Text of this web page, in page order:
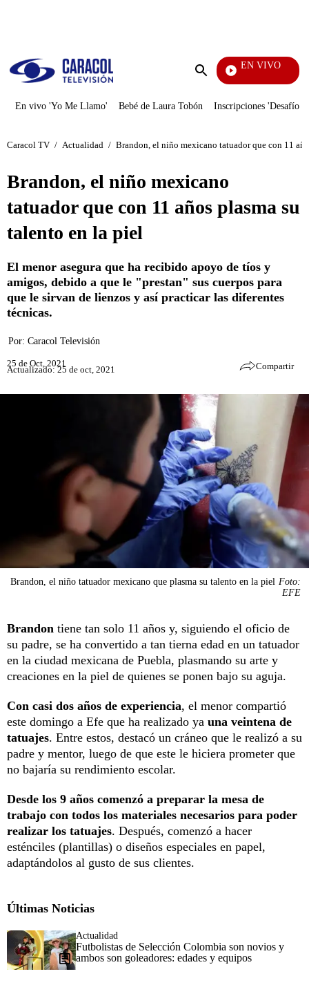
Enviar
EN VIVO
La Red
En vivo 'Yo Me Llamo' Bebé de Laura Tobón Inscripciones 'Desafío'
Caracol TV / Actualidad / Brandon, el niño mexicano tatuador que con 11
Brandon, el niño mexicano
tatuador que con 11 años plasma su
talento en la piel
El menor asegura que ha recibido apoyo de tíos y
amigos, debido a que le "prestan" sus cuerpos para
que le sirvan de lienzos y así practicar las diferentes
técnicas.
Por: Caracol Televisión
25 de Oct, 2021
Actualizado: 25 de oct, 2021 Compartir
Brandon, el niño tatuador mexicano que plasma su talento en la piel Foto:
EFE
Brandon tiene tan solo 11 años y, siguiendo el oficio de
su padre, se ha convertido a tan tierna edad en un tatuador
en la ciudad mexicana de Puebla, plasmando su arte y
creaciones en la piel de quienes se ponen bajo su aguja.
Con casi dos años de experiencia, el menor compartió
este domingo a Efe que ha realizado ya una veintena de
tatuajes. Entre estos, destacó un cráneo que le realizó a su
padre y mentor, luego de que este le hiciera prometer que
no bajaría su rendimiento escolar.
Desde los 9 años comenzó a preparar la mesa de
trabajo con todos los materiales necesarios para poder
realizar los tatuajes. Después, comenzó a hacer
esténciles (plantillas) o diseños especiales en papel,
adaptándolos al gusto de sus clientes.
Últimas Noticias
Actualidad
Futbolistas de Selección Colombia son novios y
ambos son goleadores: edades y equipos